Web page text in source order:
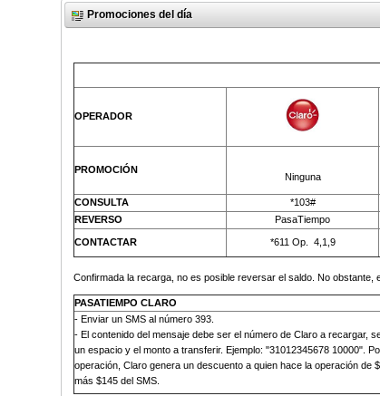
Promociones del día
OPERADOR
PROMOCIÓN
Ninguna
CONSULTA *103#
REVERSO
PasaTiempo
CONTACTAR *611 Op. 4,1,9
Confirmada la recarga, no es posible reversar el saldo. No obstante,
PASATIEMPO CLARO
-Enviar un SMS al número 393
- El contenido del mensaje debe ser el número de Claro a recargar,
un espacio y el monto a transferir. Ejemplo: "31012345678 10000".
operación, Claro genera un descuento a quien hace la operación de
más$145 del SMS